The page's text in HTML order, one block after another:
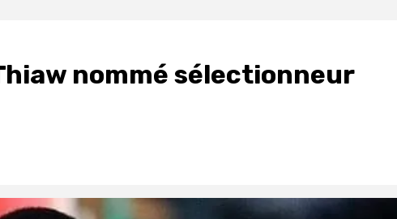
nommé sélectionneur